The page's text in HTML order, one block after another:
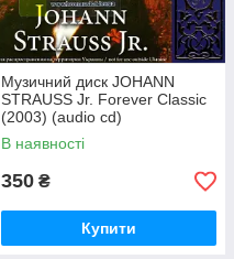
Музичний диск JOHANN
STRAUSS Jr. Forever Classic
(2003) (audio cd)
В наявності
350 ₴
Купити